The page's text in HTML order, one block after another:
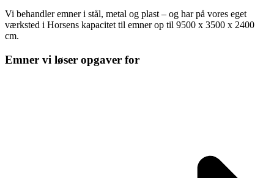
Vi behandler emner i stål, metal og plast – og har på vores eget
værksted i Horsens kapacitet til emner op til 9500 x 3500 x 2400
cm.
Emner vi løser opgaver for